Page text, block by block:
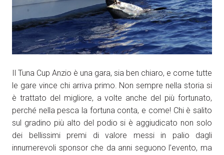
Il Tuna Cup Anzio è una gara, sia ben chiaro, e come tutte
le gare vince chi arriva primo. Non sempre nella storia si
è trattato del migliore, a volte anche del più fortunato,
perché nella pesca la fortuna conta, e come! Chi è salito
sul gradino più alto del podio si è aggiudicato non solo
dei bellissimi premi di valore messi in palio dagli
innumerevoli sponsor che da anni seguono l’evento, ma